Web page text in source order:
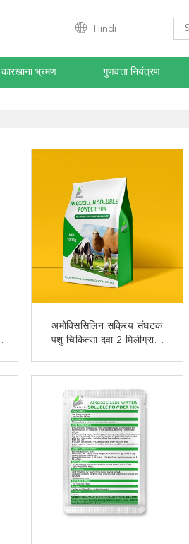
Hindi
कारखाना भ्रमण गुणवत्ता नियंत्रण
अमोक्सिसिलिन सक्रिय संघटक
पशु चिकित्सा दवा 2 मिलीग्राम/
अब से संपर्क करें